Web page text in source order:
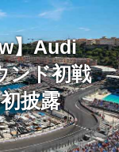
】Audi
ンド初戦
披露